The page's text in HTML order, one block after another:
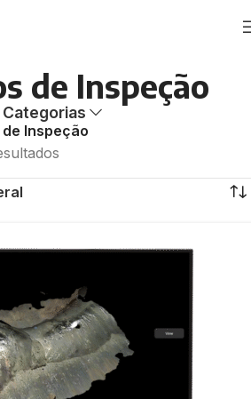
de Inspeção
Categorias
Inspeção